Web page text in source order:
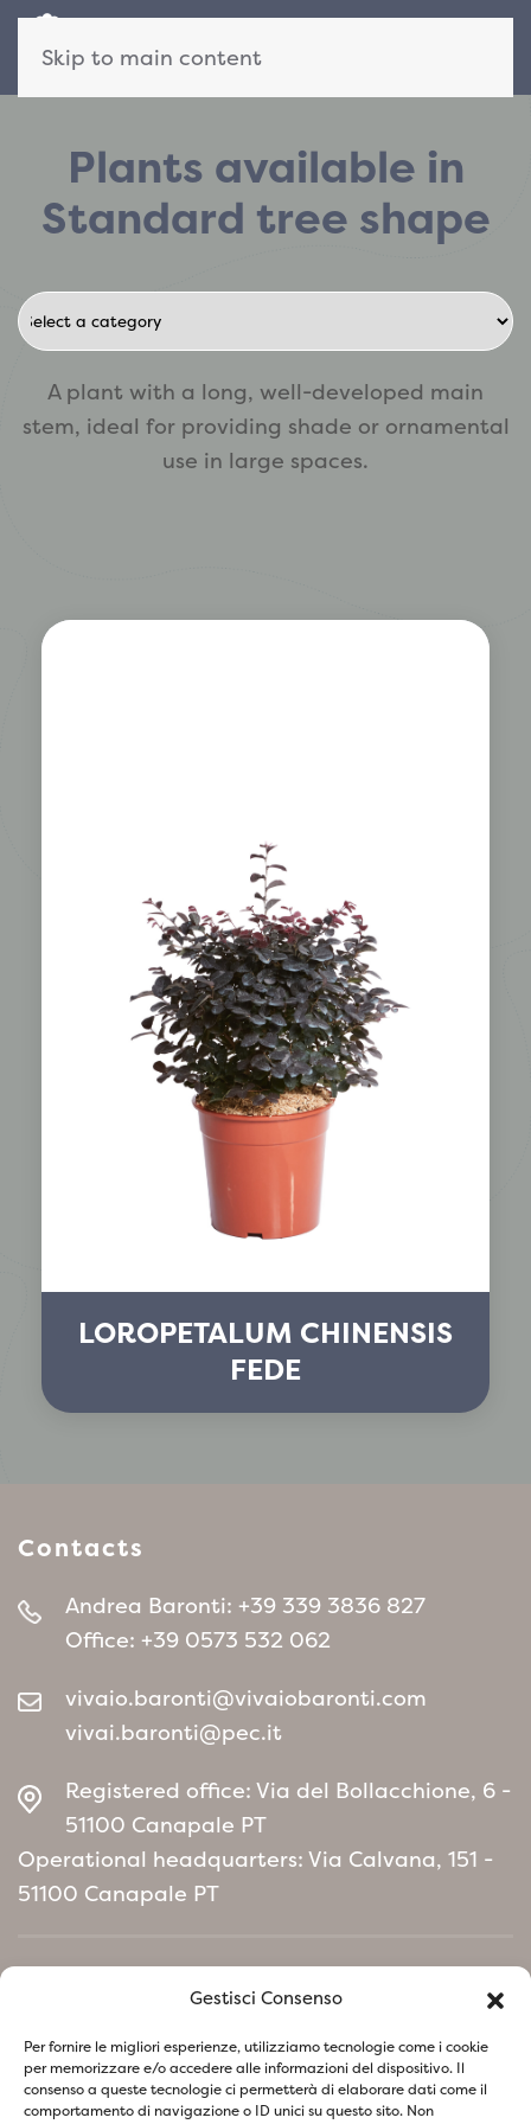
Gestisci Consenso
Per fornire le migliori esperienze, utilizziamo tecnologie come i cookie
per memorizzare e/o accedere alle informazioni del dispositivo. Il
consenso a queste tecnologie ci permetterà di elaborare dati come il
comportamento di navigazione o ID unici su questo sito. Non
Skip to main content
Plants available in
Standard tree shape
A plant with a long, well-developed main
stem, ideal for providing shade or ornamental
use in large spaces.
LOROPETALUM CHINENSIS
FEDE
Contacts
Andrea Baronti: +39 339 3836 827
Office: +39 0573 532 062
vivaio.baronti@vivaiobaronti.com
vivai.baronti@pec.it
Registered office: Via del Bollacchione, 6 -
51100 Canapale PT
Operational headquarters: Via Calvana, 151 -
51100 Canapale PT
Home
Follow us on social network